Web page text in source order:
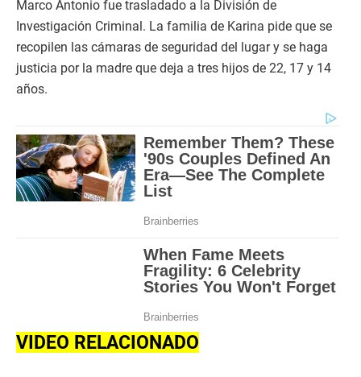
Marco Antonio fue trasladado a la División de
Investigación Criminal. La familia de Karina pide que se
recopilen las cámaras de seguridad del lugar y se haga
justicia por la madre que deja a tres hijos de 22, 17 y 14
años.
VIDEO RELACIONADO